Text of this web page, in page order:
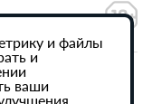
данных
активная
и файлы
и
ваши